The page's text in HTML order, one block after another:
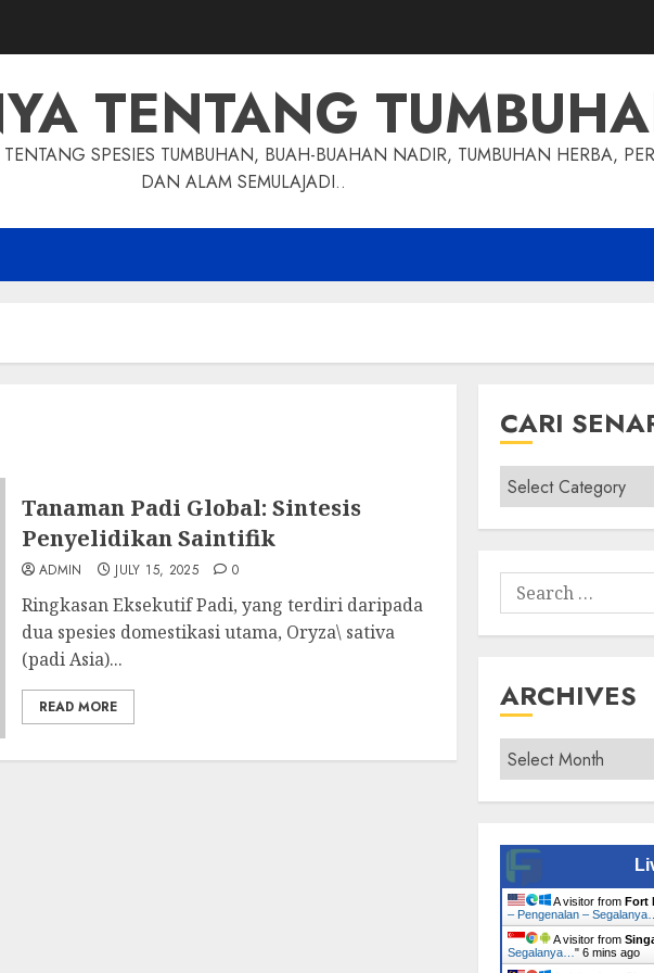
TENTANG
SPESIES TUMBUHAN, BUAH-BUAHAN NADIR, TUMBUHAN HERBA,
DAN ALAM SEMULAJADI..
Tanaman Padi Global: Sintesis
Penyelidikan Saintifik
ADMIN JULY 15, 2025 0
Ringkasan Eksekutif Padi, yang terdiri daripada
dua spesies domestikasi utama, Oryza\ sativa
(padi Asia)...
READ MORE
CARI
Cari
Senarai
Tumbuhan
Search
for:
ARCHIVES
Archives
A visitor from Fort
– Pengenalan – Segalanya…
A visitor from
Segalanya… " 6 mins ago